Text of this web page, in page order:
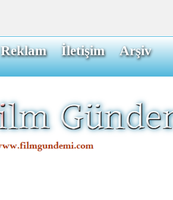
Reklam İletişim Arşiv